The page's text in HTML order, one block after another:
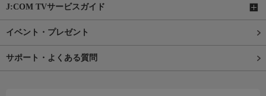
J:COM TVサービスガイド
イベント・プレゼント
サポート・よくある質問